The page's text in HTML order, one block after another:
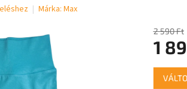
Márka: Max
2 590 Ft
1